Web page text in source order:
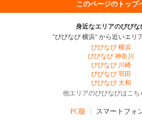
このページのトップ
身近なエリアのびびな
"びびなび 横浜" から近いエリ
びびなび 横浜
びびなび 神奈川
びびなび 川崎
びびなび 羽田
びびなび 大和
他エリアのびびなびはこち
PC版 スマートフォ